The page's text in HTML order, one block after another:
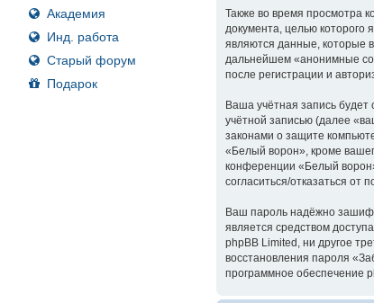
Академия
Инд. работа
Старый форум
Подарок
Также во время просмотра
документа, целью
являются данные, которые
дальнейшем «анонимные
после регистрации и
Ваша учётная запись
учётной записью (далее
законами о защите
«Белый ворон», кроме
конференции «Белый
согласиться/отказаться
Ваш пароль надёжно
является средством
phpBB Limited, ни другое
восстановления пароля
программное обеспечение